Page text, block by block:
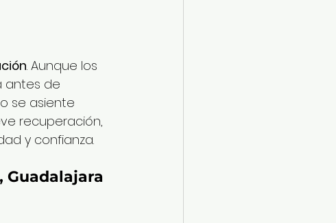
. Aunque los
antes de
se asiente
recuperación,
y confianza.
Guadalajara